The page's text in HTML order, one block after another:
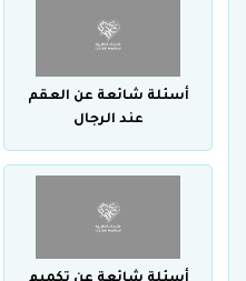
أسئلة شائعة عن العقم
عند الرجال